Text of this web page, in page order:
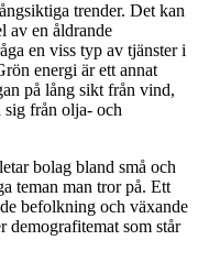
trender. Det kan
av en åldrande
en viss typ av tjänster i
energi är ett annat
på lång sikt från vind,
från olja- och
bolag bland små och
teman man tror på. Ett
befolkning och växande
demografitemat som står